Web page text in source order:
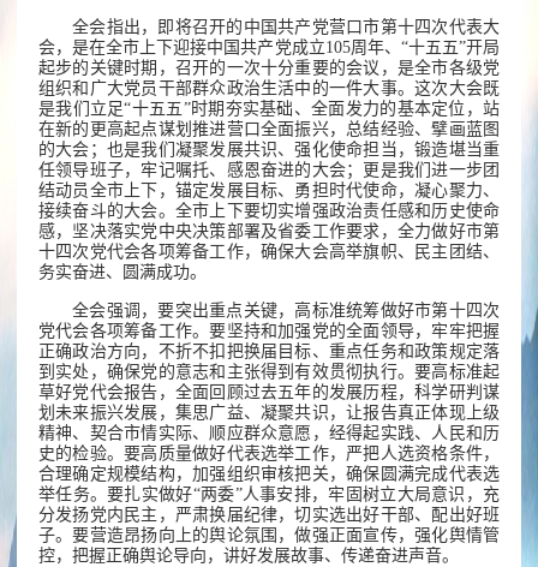
全会指出，即将召开的中国共产党营口市第十四次代表大
会，是在全市上下迎接中国共产党成立105周年、“十五五”开局
起步的关键时期，召开的一次十分重要的会议，是全市各级党
组织和广大党员干部群众政治生活中的一件大事。这次大会既
是我们立足“十五五”时期夯实基础、全面发力的基本定位，站
在新的更高起点谋划推进营口全面振兴，总结经验、擘画蓝图
的大会；也是我们凝聚发展共识、强化使命担当，锻造堪当重
任领导班子，牢记嘱托、感恩奋进的大会；更是我们进一步团
结动员全市上下，锚定发展目标、勇担时代使命，凝心聚力、
接续奋斗的大会。全市上下要切实增强政治责任感和历史使命
感，坚决落实党中央决策部署及省委工作要求，全力做好市第
十四次党代会各项筹备工作，确保大会高举旗帜、民主团结、
务实奋进、圆满成功。
全会强调，要突出重点关键，高标准统筹做好市第十四次
党代会各项筹备工作。要坚持和加强党的全面领导，牢牢把握
正确政治方向，不折不扣把换届目标、重点任务和政策规定落
到实处，确保党的意志和主张得到有效贯彻执行。要高标准起
草好党代会报告，全面回顾过去五年的发展历程，科学研判谋
划未来振兴发展，集思广益、凝聚共识，让报告真正体现上级
精神、契合市情实际、顺应群众意愿，经得起实践、人民和历
史的检验。要高质量做好代表选举工作，严把人选资格条件，
合理确定规模结构，加强组织审核把关，确保圆满完成代表选
举任务。要扎实做好“两委”人事安排，牢固树立大局意识，充
分发扬党内民主，严肃换届纪律，切实选出好干部、配出好班
子。要营造昂扬向上的舆论氛围，做强正面宣传，强化舆情管
控，把握正确舆论导向，讲好发展故事、传递奋进声音。